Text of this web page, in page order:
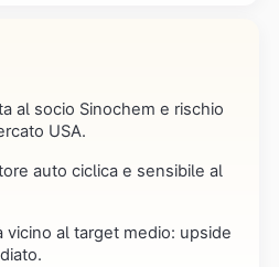
al socio Sinochem e rischio
USA.
auto ciclica e sensibile al
vicino al target medio: upside